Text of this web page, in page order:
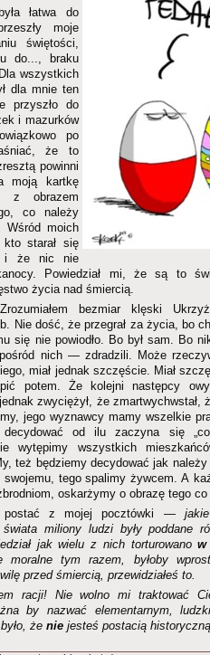
łatwa do
moje
świętości,
do..., braku
wszystkich
dla mnie ten
przyszło do
i mazurków
po
że to
powinni
moją kartkę
z obrazem
co należy
Wśród moich
starał się
i że nic nie
Powiedział mi, że są to
życia nad śmiercią.
bezmiar klęski
Nie dość, że przegrał za życia, bo
się nie powiodło. Bo był sam. Bo
nich — zdradzili. Może
miał jednak szczęście. Miał
potem. Że kolejni następcy
zwyciężył, że zmartwychwstał,
jego wyznawcy mamy wszelkie
od ilu zaczyna się
wytępimy wszystkich
też będziemy decydować jak
tego spalimy żywcem. A
oskarżymy o obrazę tego co
postać z mojej pocztówki —
miliony ludzi były poddane
jak wielu z nich torturowanow
moralne tym razem, byłoby
przed śmiercią, przewidziałeś to.
racji! Nie wolno mi traktować
by nazwać elementarnym,
że nie jesteś postacią